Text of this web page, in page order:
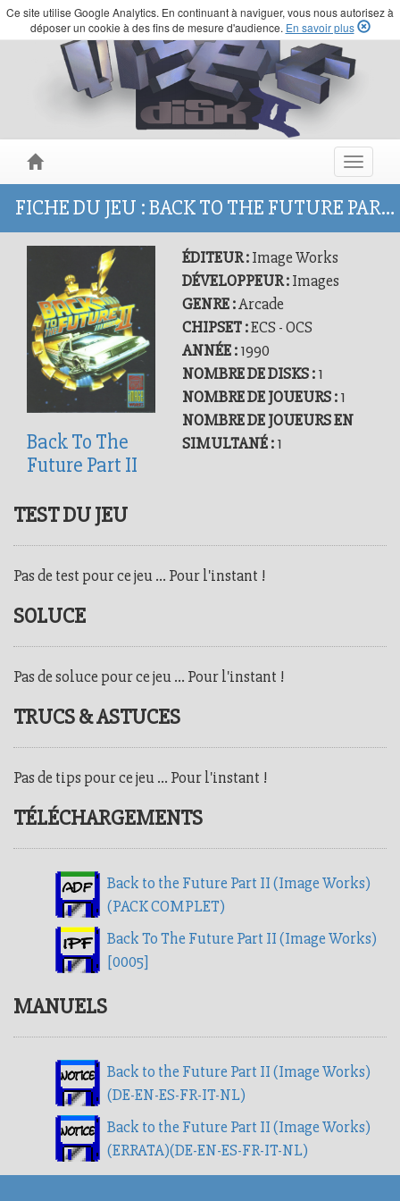
Ce site utilise Google Analytics. En continuant à naviguer, vous nous autorisez à
déposer un cookie à des fins de mesure d'audience. En savoir plus
Toggle
FICHE DU JEU : BACK TO THE FUTURE PART II
Back To The
Future Part II
ÉDITEUR :Image Works
DÉVELOPPEUR :Images
GENRE :Arcade
CHIPSET :ECS - OCS
ANNÉE :1990
NOMBRE DE DISKS :1
NOMBRE DE JOUEURS :1
NOMBRE DE JOUEURS EN
SIMULTANÉ :1
TEST DU JEU
Pas de test pour ce jeu ... Pour l'instant !
SOLUCE
Pas de soluce pour ce jeu ... Pour l'instant !
TRUCS & ASTUCES
Pas de tips pour ce jeu ... Pour l'instant !
TÉLÉCHARGEMENTS
Back to the Future Part II (Image Works)
(PACK COMPLET)
Back To The Future Part II (Image Works)
[0005]
MANUELS
Back to the Future Part II (Image Works)
(DE-EN-ES-FR-IT-NL)
Back to the Future Part II (Image Works)
(ERRATA)(DE-EN-ES-FR-IT-NL)